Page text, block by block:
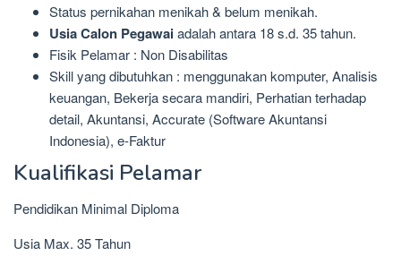
Status pernikahan menikah & belum menikah.
Usia Calon Pegawaiadalah antara 18 s.d. 35 tahun.
Fisik Pelamar : Non Disabilitas
Skill yang dibutuhkan : menggunakan komputer, Analisis
keuangan, Bekerja secara mandiri, Perhatian terhadap
detail, Akuntansi, Accurate (Software Akuntansi
Indonesia), e-Faktur
Kualifikasi Pelamar
Pendidikan Minimal Diploma
Usia Max. 35 Tahun